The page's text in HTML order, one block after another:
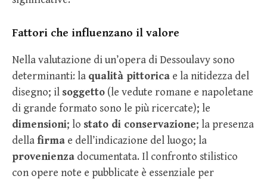
Fattori che influenzano il valore
Nella valutazione di un’opera di Dessoulavy sono
determinanti: la qualità pittorica e la nitidezza del
disegno; il soggetto (le vedute romane e napoletane
di grande formato sono le più ricercate); le
dimensioni; lo stato di conservazione; la presenza
della firma e dell’indicazione del luogo; la
provenienza documentata. Il confronto stilistico
con opere note e pubblicate è essenziale per